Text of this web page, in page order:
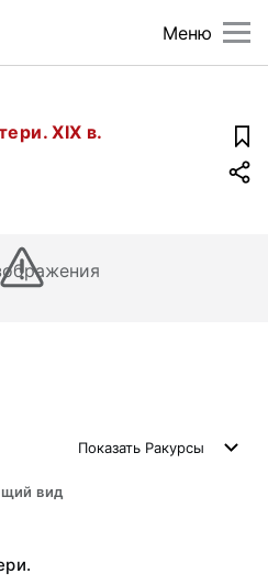
Меню
XIX в.
Показать Ракурсы
вид